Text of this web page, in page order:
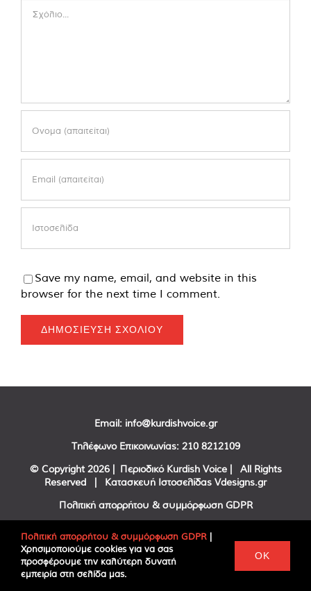
Save my name, email, and website in this
browser for the next time I comment.
Email: info@kurdishvoice.gr
Τηλέφωνο Επικοινωνίας: 210 8212109
© Copyright 2026 | Περιοδικό Kurdish Voice | All Rights
Reserved | Κατασκευή Ιστοσελίδας Vdesigns.gr
Πολιτική απορρήτου & συμμόρφωση GDPR
FacebookTwitter
Πολιτική απορρήτου & συμμόρφωση GDPR |
Χρησιμοποιούμε cookies για να σας
προσφέρουμε την καλύτερη δυνατή
εμπειρία στη σελίδα μας.
OK